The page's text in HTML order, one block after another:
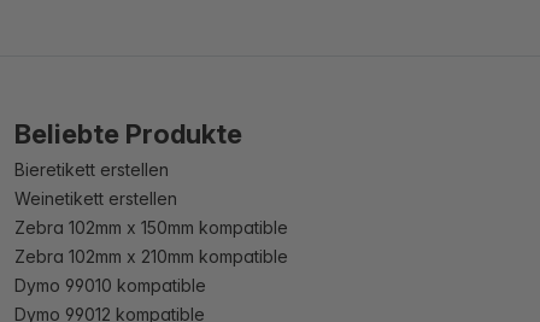
Beliebte Produkte
Bieretikett erstellen
Weinetikett erstellen
Zebra 102mm x 150mm kompatible
Zebra 102mm x 210mm kompatible
Dymo 99010 kompatible
Dymo 99012 kompatible